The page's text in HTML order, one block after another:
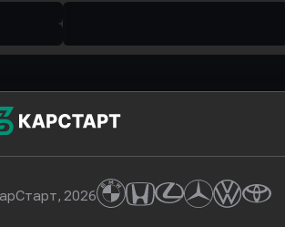
2026